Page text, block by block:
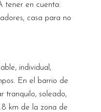
tener en cuenta:
casa para no
individual,
En el barrio de
tranquilo, soleado,
km de la zona de